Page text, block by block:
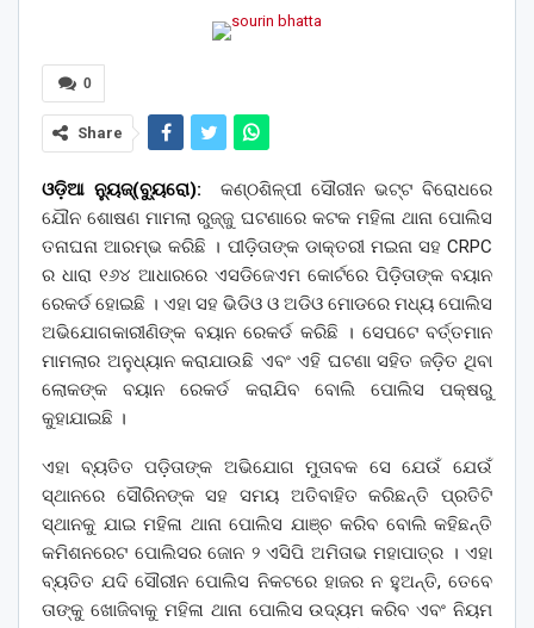
0
Share
ଓଡ଼ିଆ ନ୍ୟୁଜ୍(ବ୍ୟୁରୋ):
କଣ୍ଠଶିଳ୍ପୀ ସୌରୀନ ଭଟ୍ଟ ବିରୋଧରେ
ଯୌନ ଶୋଷଣ ମାମଲା ରୁଜ୍ଜୁ ଘଟଣାରେ କଟକ ମହିଳା ଥାନା ପୋଲିସ
ତନାଘନା ଆରମ୍ଭ କରିଛି । ପୀଡ଼ିତାଙ୍କ ଡାକ୍ତରୀ ମଇନା ସହ CRPC
ର ଧାରା ୧୬୪ ଆଧାରରେ ଏସଡିଜେଏମ କୋର୍ଟରେ ପିଡ଼ିତାଙ୍କ ବୟାନ
ରେକର୍ଡ ହୋଇଛି । ଏହା ସହ ଭିଡିଓ ଓ ଅଡିଓ ମୋଡରେ ମଧ୍ୟ ପୋଲିସ
ଅଭିଯୋଗକାରୀଣିଙ୍କ ବୟାନ ରେକର୍ଡ କରିଛି । ସେପଟେ ବର୍ତ୍ତମାନ
ମାମଲାର ଅନୁଧ୍ୟାନ କରାଯାଉଛି ଏବଂ ଏହି ଘଟଣା ସହିତ ଜଡ଼ିତ ଥିବା
ଲୋକଙ୍କ ବୟାନ ରେକର୍ଡ କରାଯିବ ବୋଲି ପୋଲିସ ପକ୍ଷରୁ
କୁହାଯାଇଛି ।
ଏହା ବ୍ୟତିତ ପଡ଼ିତାଙ୍କ ଅଭିଯୋଗ ମୁତାବକ ସେ ଯେଉଁ ଯେଉଁ
ସ୍ଥାନରେ ସୌରିନଙ୍କ ସହ ସମୟ ଅତିବାହିତ କରିଛନ୍ତି ପ୍ରତିଟି
ସ୍ଥାନକୁ ଯାଇ ମହିଳା ଥାନା ପୋଲିସ ଯାଞ୍ଚ କରିବ ବୋଲି କହିଛନ୍ତି
କମିଶନରେଟ ପୋଲିସର ଜୋନ ୨ ଏସିପି ଅମିତାଭ ମହାପାତ୍ର । ଏହା
ବ୍ୟତିତ ଯଦି ସୌରୀନ ପୋଲିସ ନିକଟରେ ହାଜର ନ ହୁଅନ୍ତି, ତେବେ
ତାଙ୍କୁ ଖୋଜିବାକୁ ମହିଳା ଥାନା ପୋଲିସ ଉଦ୍ୟମ କରିବ ଏବଂ ନିୟମ